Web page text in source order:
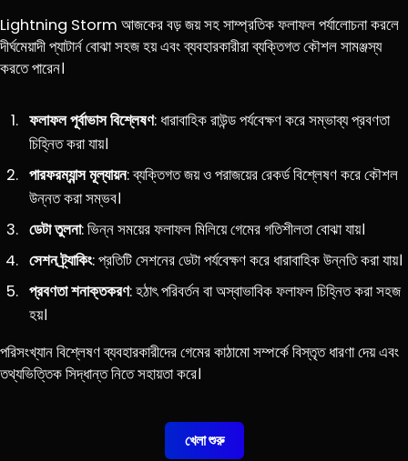
Lightning Storm আজকের বড় জয় সহ সাম্প্রতিক ফলাফল পর্যালোচনা করলে
দীর্ঘমেয়াদী প্যাটার্ন বোঝা সহজ হয় এবং ব্যবহারকারীরা ব্যক্তিগত কৌশল সামঞ্জস্য
করতে পারেন।
ফলাফল পূর্বাভাস বিশ্লেষণ: ধারাবাহিক রাউন্ড পর্যবেক্ষণ করে সম্ভাব্য প্রবণতা
চিহ্নিত করা যায়।
পারফরম্যান্স মূল্যায়ন: ব্যক্তিগত জয় ও পরাজয়ের রেকর্ড বিশ্লেষণ করে কৌশল
উন্নত করা সম্ভব।
ডেটা তুলনা: ভিন্ন সময়ের ফলাফল মিলিয়ে গেমের গতিশীলতা বোঝা যায়।
সেশন ট্র্যাকিং: প্রতিটি সেশনের ডেটা পর্যবেক্ষণ করে ধারাবাহিক উন্নতি করা যায়।
প্রবণতা শনাক্তকরণ: হঠাৎ পরিবর্তন বা অস্বাভাবিক ফলাফল চিহ্নিত করা সহজ
হয়।
পরিসংখ্যান বিশ্লেষণ ব্যবহারকারীদের গেমের কাঠামো সম্পর্কে বিস্তৃত ধারণা দেয় এবং
তথ্যভিত্তিক সিদ্ধান্ত নিতে সহায়তা করে।
খেলা শুরু